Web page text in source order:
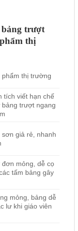
bảng trượt
thị
phẩm thị trường
tích viết hạn chế
bảng trượt ngang
sơn giả rẻ, nhanh
đơn mỏng, dễ cọ
tấm bảng gây
mỏng, bảng dễ
lư khi giáo viên